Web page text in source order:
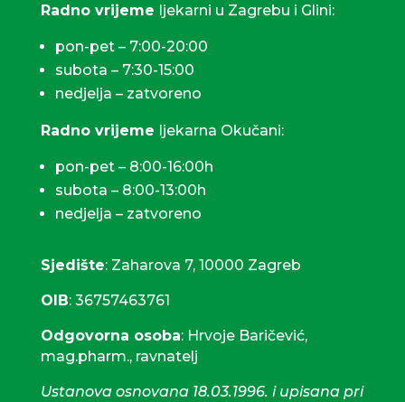
Radno vrijeme ljekarni u Zagrebu i Glini:
pon-pet – 7:00-20:00
subota – 7:30-15:00
nedjelja – zatvoreno
Radno vrijeme ljekarna Okučani:
pon-pet – 8:00-16:00h
subota – 8:00-13:00h
nedjelja – zatvoreno
Sjedište: Zaharova 7, 10000 Zagreb
OIB: 36757463761
Odgovorna osoba: Hrvoje Baričević,
mag.pharm., ravnatelj
Ustanova osnovana 18.03.1996. i upisana pri